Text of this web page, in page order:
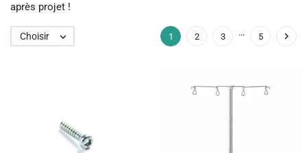
après projet !
Choisir  1 2 3 … 5 